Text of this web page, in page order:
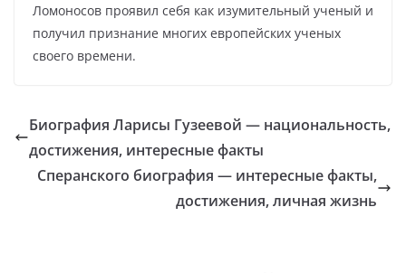
Ломоносов проявил себя как изумительный ученый и
получил признание многих европейских ученых
своего времени.
Биография Ларисы Гузеевой — национальность,
достижения, интересные факты
Сперанского биография — интересные факты,
достижения, личная жизнь